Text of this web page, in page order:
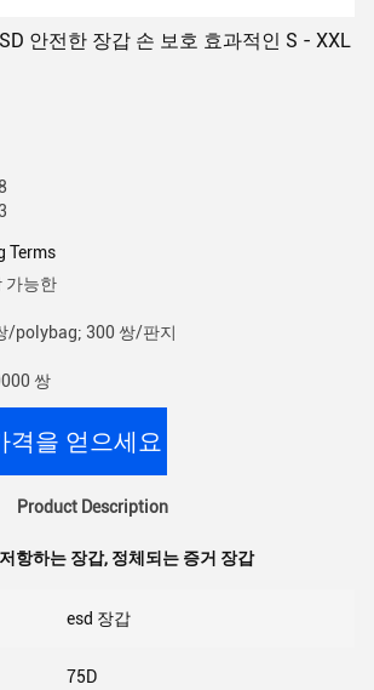
안전한 장갑 손 보호 효과적인 S - XXL
Terms
가능한
/polybag; 300 쌍/판지
쌍
격을 얻으세요
Product Description
항하는 장갑, 정체되는 증거 장갑
esd 장갑
75D